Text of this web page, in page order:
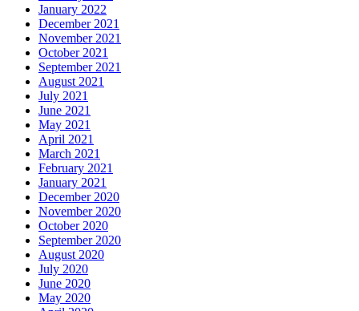
January 2022
December 2021
November 2021
October 2021
September 2021
August 2021
July 2021
June 2021
May 2021
April 2021
March 2021
February 2021
January 2021
December 2020
November 2020
October 2020
September 2020
August 2020
July 2020
June 2020
May 2020